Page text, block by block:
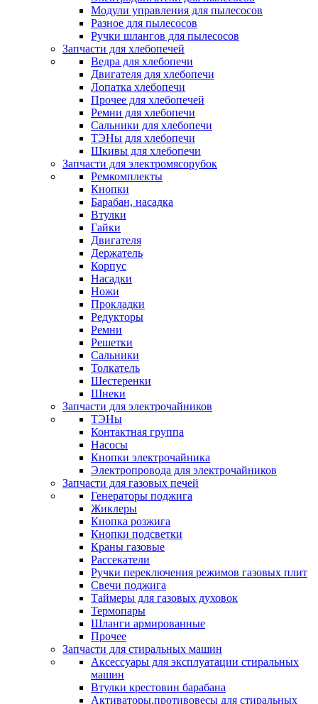
Модули управления для пылесосов
Разное для пылесосов
Ручки шлангов для пылесосов
Запчасти для хлебопечей
Ведра для хлебопечи
Двигателя для хлебопечи
Лопатка хлебопечи
Прочее для хлебопечей
Ремни для хлебопечи
Сальники для хлебопечи
ТЭНы для хлебопечи
Шкивы для хлебопечи
Запчасти для электромясорубок
Ремкомплекты
Кнопки
Барабан, насадка
Втулки
Гайки
Двигателя
Держатель
Корпус
Насадки
Ножи
Прокладки
Редукторы
Ремни
Решетки
Сальники
Толкатель
Шестеренки
Шнеки
Запчасти для электрочайников
ТЭНы
Контактная группа
Насосы
Кнопки электрочайника
Электропровода для электрочайников
Запчасти для газовых печей
Генераторы поджига
Жиклеры
Кнопка розжига
Кнопки подсветки
Краны газовые
Рассекатели
Ручки переключения режимов газовых плит
Свечи поджига
Таймеры для газовых духовок
Термопары
Шланги армированные
Прочее
Запчасти для стиральных машин
Аксессуары для эксплуатации стиральных
машин
Втулки крестовин барабана
Активаторы,противовесы для стиральных